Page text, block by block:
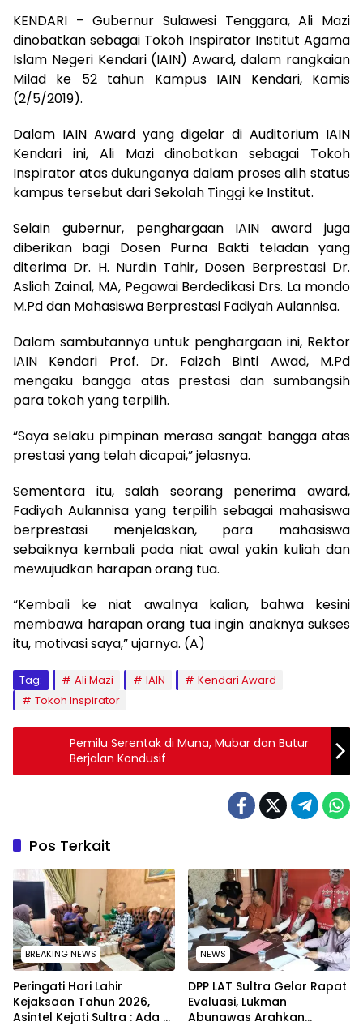
KENDARI – Gubernur Sulawesi Tenggara, Ali Mazi
dinobatkan sebagai Tokoh Inspirator Institut Agama
Islam Negeri Kendari (IAIN) Award, dalam rangkaian
Milad ke 52 tahun Kampus IAIN Kendari, Kamis
(2/5/2019).
Dalam IAIN Award yang digelar di Auditorium IAIN
Kendari ini, Ali Mazi dinobatkan sebagai Tokoh
Inspirator atas dukunganya dalam proses alih status
kampus tersebut dari Sekolah Tinggi ke Institut.
Selain gubernur, penghargaan IAIN award juga
diberikan bagi Dosen Purna Bakti teladan yang
diterima Dr. H. Nurdin Tahir, Dosen Berprestasi Dr.
Asliah Zainal, MA, Pegawai Berdedikasi Drs. La mondo
M.Pd dan Mahasiswa Berprestasi Fadiyah Aulannisa.
Dalam sambutannya untuk penghargaan ini, Rektor
IAIN Kendari Prof. Dr. Faizah Binti Awad, M.Pd
mengaku bangga atas prestasi dan sumbangsih
para tokoh yang terpilih.
“Saya selaku pimpinan merasa sangat bangga atas
prestasi yang telah dicapai,” jelasnya.
Sementara itu, salah seorang penerima award,
Fadiyah Aulannisa yang terpilih sebagai mahasiswa
berprestasi menjelaskan, para mahasiswa
sebaiknya kembali pada niat awal yakin kuliah dan
mewujudkan harapan orang tua.
“Kembali ke niat awalnya kalian, bahwa kesini
membawa harapan orang tua ingin anaknya sukses
itu, motivasi saya,” ujarnya. (A)
Tag: Ali Mazi IAIN
Kendari Award
Tokoh Inspirator
Pemilu Serentak di Muna, Mubar dan Butur
Berjalan Kondusif
Pos Terkait
BREAKING NEWS
Peringati Hari Lahir
Kejaksaan Tahun 2026,
Asintel Kejati Sultra : Ada
NEWS
‎DPP LAT Sultra Gelar Rapat
Evaluasi, Lukman
Abunawas Arahkan